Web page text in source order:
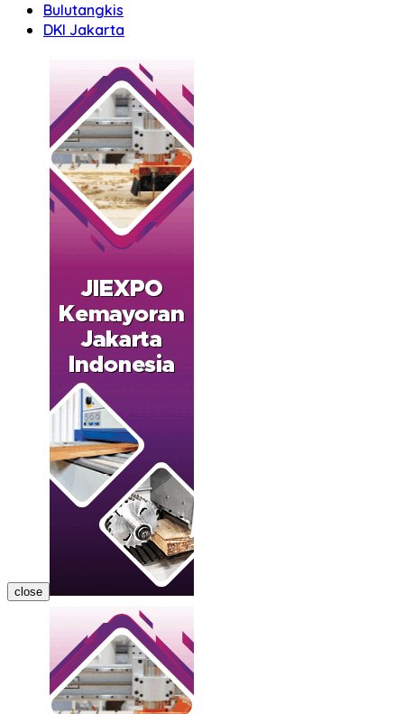
Bulutangkis
DKI Jakarta
close